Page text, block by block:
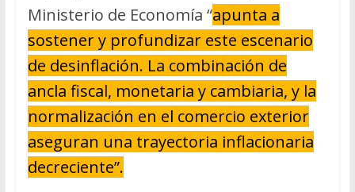
Ministerio de Economía “apunta a
sostener y profundizar este escenario
de desinflación. La combinación de
ancla fiscal, monetaria y cambiaria, y la
normalización en el comercio exterior
aseguran una trayectoria inflacionaria
decreciente”.